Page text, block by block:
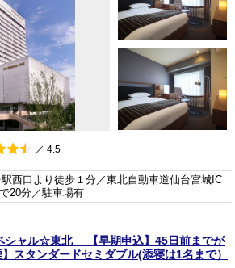
／ 4.5
西口より徒歩１分／東北自動車道仙台宮城IC
20分／駐車場有
シャル☆東北 【早期申込】45日前までが
スタンダードセミダブル(添寝は1名まで）